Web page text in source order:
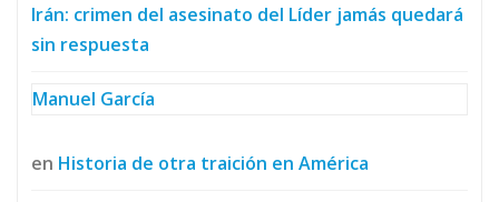
Irán: crimen del asesinato del Líder jamás quedará
sin respuesta
Manuel García
en Historia de otra traición en América